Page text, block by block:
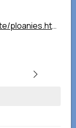
ploanies.html